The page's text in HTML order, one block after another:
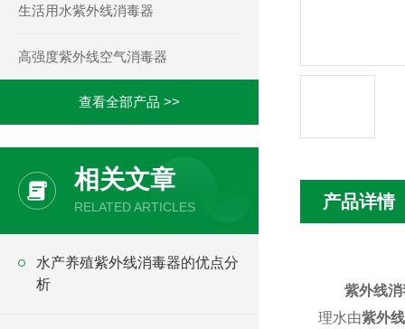
生活用水紫外线消毒器
高强度紫外线空气消毒器
查看全部产品 >>
相关文章
RELATED ARTICLES
水产养殖紫外线消毒器的优点分
析
产品详情
紫外线
理水由紫外